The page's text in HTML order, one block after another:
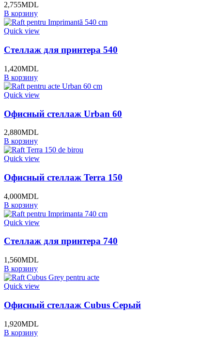
2,755MDL
В корзину
Quick view
Стеллаж для принтера 540
1,420MDL
В корзину
Quick view
Офисный стеллаж Urban 60
2,880MDL
В корзину
Quick view
Офисный стеллаж Terra 150
4,000MDL
В корзину
Quick view
Стеллаж для принтера 740
1,560MDL
В корзину
Quick view
Офисный стеллаж Cubus Серый
1,920MDL
В корзину